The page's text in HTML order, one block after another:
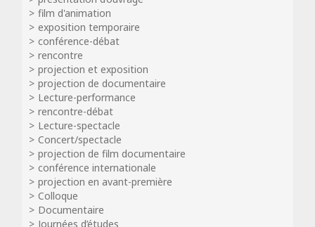
film d'animation
exposition temporaire
conférence-débat
rencontre
projection et exposition
projection de documentaire
Lecture-performance
rencontre-débat
Lecture-spectacle
Concert/spectacle
projection de film documentaire
conférence internationale
projection en avant-première
Colloque
Documentaire
Journées d’études